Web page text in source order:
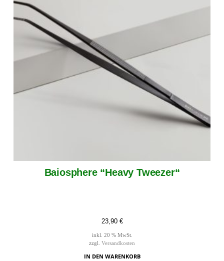
Baiosphere “Heavy Tweezer“
23,90 €
inkl. 20 % MwSt.
zzgl. Versandkosten
IN DEN WARENKORB